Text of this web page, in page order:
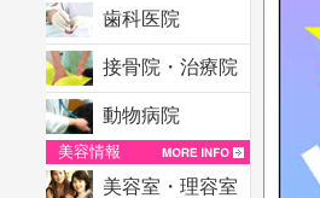
歯科医院
接骨院・治療院
動物病院
美容情報
美容室・理容室